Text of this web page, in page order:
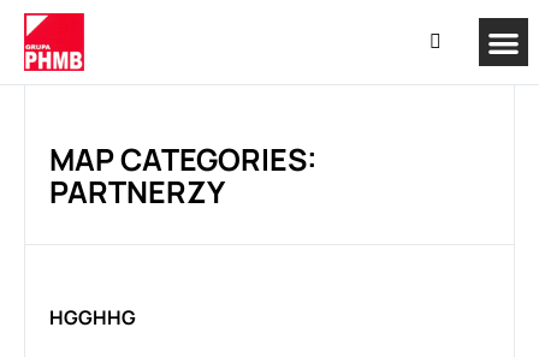
MAP CATEGORIES:
PARTNERZY
HGGHHG